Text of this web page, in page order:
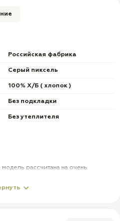
Российская фабрика
Серый пиксель
100% Х/Б ( хлопок )
Без подкладки
Без утеплителя
модель рассчитана на очень